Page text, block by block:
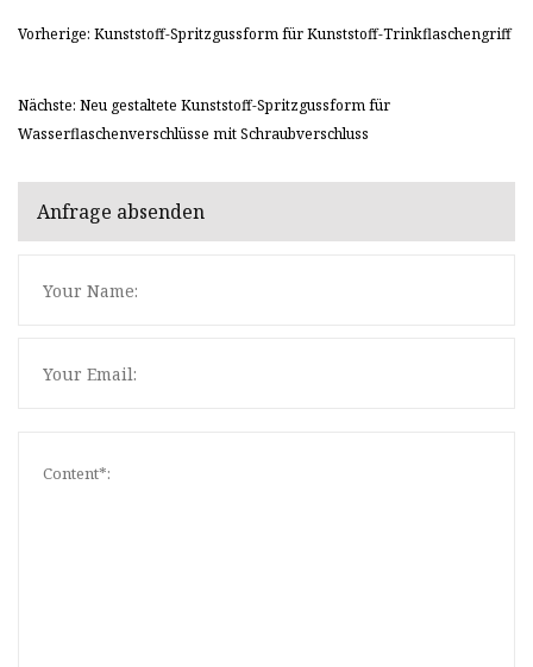
Vorherige: Kunststoff-Spritzgussform für Kunststoff-Trinkflaschengriff
Nächste: Neu gestaltete Kunststoff-Spritzgussform für
Wasserflaschenverschlüsse mit Schraubverschluss
Anfrage absenden